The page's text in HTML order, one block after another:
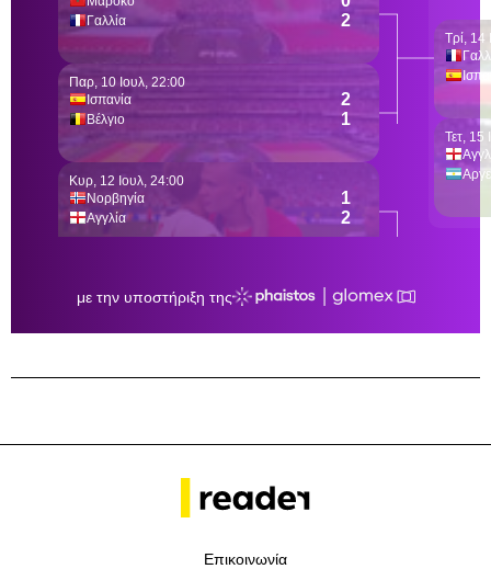
Επικοινωνία